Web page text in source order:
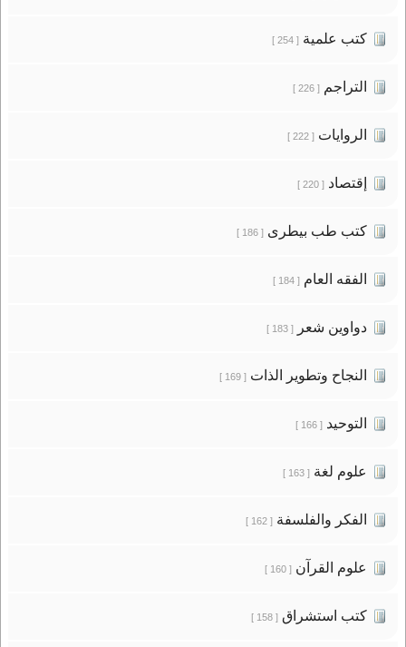
كتب علمية[ 254 ]
التراجم[ 226 ]
الروايات[ 222 ]
إقتصاد[ 220 ]
كتب طب بيطرى[ 186 ]
الفقه العام[ 184 ]
دواوين شعر[ 183 ]
النجاح وتطوير الذات[ 169 ]
التوحيد[ 166 ]
علوم لغة[ 163 ]
الفكر والفلسفة[ 162 ]
علوم القرآن[ 160 ]
كتب استشراق[ 158 ]